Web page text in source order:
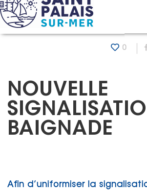
Panneau de gestion des cookies
Accueil Actualités
0
NOUVELLE
BAIGNADE
Afin d’uniformiser la